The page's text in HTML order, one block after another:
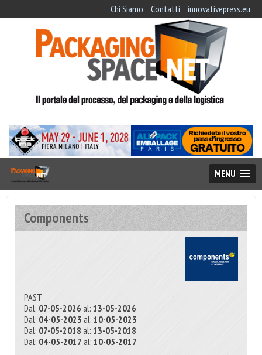
Chi Siamo Contatti innovativepress.eu
MENU
Components
PAST
Dal: 07-05-2026 al: 13-05-2026
Dal: 04-05-2023 al: 10-05-2023
Dal: 07-05-2018 al: 13-05-2018
Dal: 04-05-2017 al: 10-05-2017